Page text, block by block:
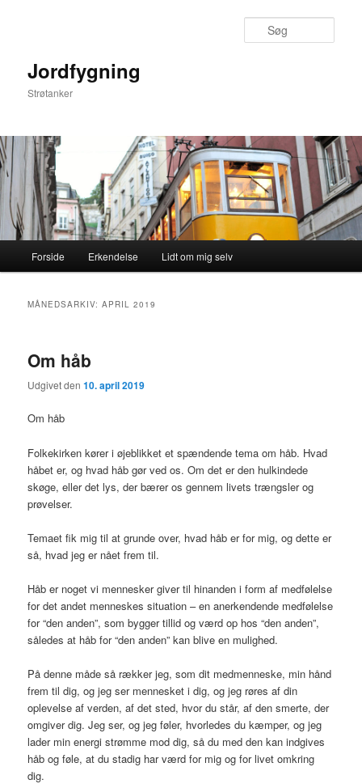
Jordfygning
Strøtanker
Forside Erkendelse Lidt om mig selv
MÅNEDSARKIV:APRIL 2019
Om håb
Udgivet den10. april 2019
Om håb
Folkekirken kører i øjeblikket et spændende tema om håb. Hvad
håbet er, og hvad håb gør ved os. Om det er den hulkindede
skøge, eller det lys, der bærer os gennem livets trængsler og
prøvelser.
Temaet fik mig til at grunde over, hvad håb er for mig, og dette er
så, hvad jeg er nået frem til.
Håb er noget vi mennesker giver til hinanden i form af medfølelse
for det andet menneskes situation – en anerkendende medfølelse
for “den anden”, som bygger tillid og værd op hos “den anden”,
således at håb for “den anden” kan blive en mulighed.
På denne måde så rækker jeg, som dit medmenneske, min hånd
frem til dig, og jeg ser mennesket i dig, og jeg røres af din
oplevelse af verden, af det sted, hvor du står, af den smerte, der
omgiver dig. Jeg ser, og jeg føler, hvorledes du kæmper, og jeg
lader min energi strømme mod dig, så du med den kan indgives
håb og føle, at du stadig har værd for mig og for livet omkring
dig.